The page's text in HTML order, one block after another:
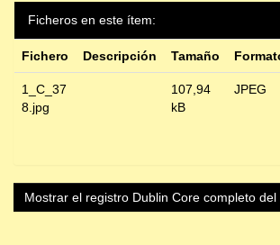
Ficheros en este ítem:
Fichero Descripción Tamaño
1_C_37
8.jpg
107,94
kB
JPEG
Mostrar el registro Dublin Core completo del